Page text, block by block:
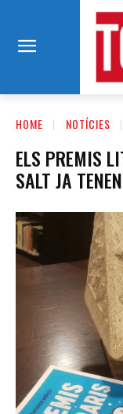
HOME NOTÍCIES
ELS PREMIS
SALT JA